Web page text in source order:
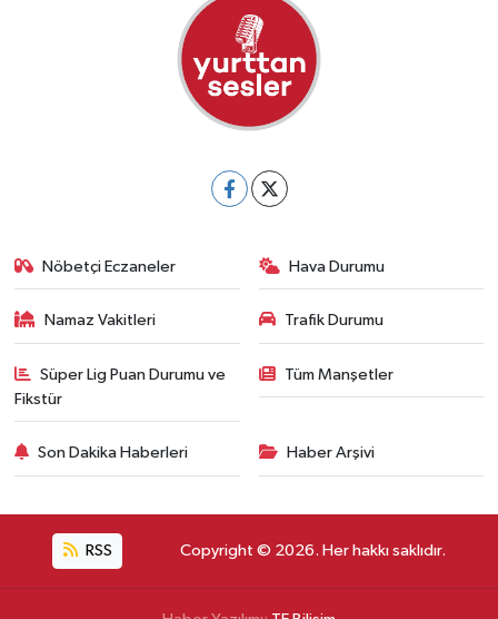
Nöbetçi Eczaneler Hava Durumu
Namaz Vakitleri Trafik Durumu
Süper Lig Puan Durumu ve
Fikstür
Tüm Manşetler
Son Dakika Haberleri Haber Arşivi
RSS Copyright © 2026. Her hakkı saklıdır.